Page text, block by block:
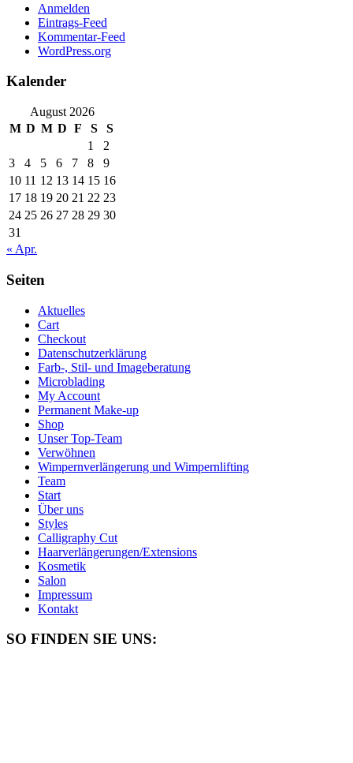
Anmelden
Eintrags-Feed
Kommentar-Feed
WordPress.org
Kalender
August 2026
M D M D F S
S
1
2
3
4 5 6 7 8
9
10 11 12 13 14 15 16
17 18 19 20 21 22 23
24 25 26 27 28 29 30
31
« Apr.
Seiten
Aktuelles
Cart
Checkout
Datenschutzerklärung
Farb-, Stil- und Imageberatung
Microblading
My Account
Permanent Make-up
Shop
Unser Top-Team
Verwöhnen
Wimpernverlängerung und Wimpernlifting
Team
Start
Über uns
Styles
Calligraphy Cut
Haarverlängerungen/Extensions
Kosmetik
Salon
Impressum
Kontakt
SO FINDEN SIE UNS: